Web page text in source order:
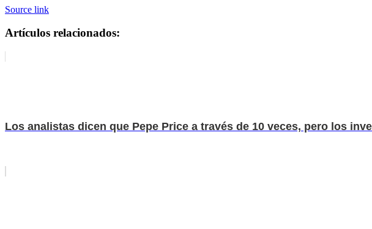
Source link
Artículos relacionados:
Los analistas dicen que Pepe Price a través de 10 veces, pero los